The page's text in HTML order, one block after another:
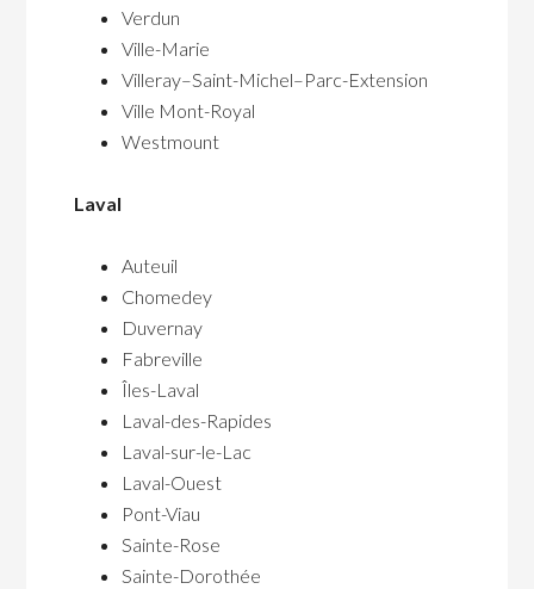
Verdun
Ville-Marie
Villeray–Saint-Michel–Parc-Extension
Ville Mont-Royal
Westmount
Laval
Auteuil
Chomedey
Duvernay
Fabreville
Îles-Laval
Laval-des-Rapides
Laval-sur-le-Lac
Laval-Ouest
Pont-Viau
Sainte-Rose
Sainte-Dorothée